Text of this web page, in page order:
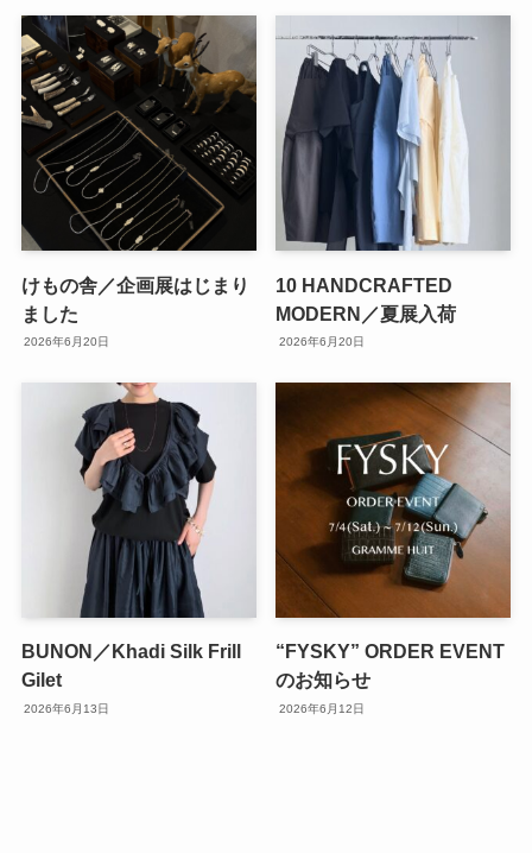
けもの舎／企画展はじまり
ました
2026年6月20日
10 HANDCRAFTED
MODERN／夏展入荷
2026年6月20日
BUNON／Khadi Silk Frill
Gilet
2026年6月13日
“FYSKY” ORDER EVENT
のお知らせ
2026年6月12日